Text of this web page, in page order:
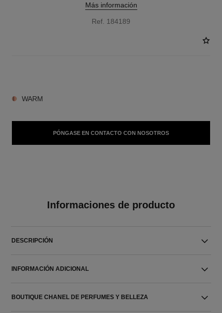
Más información
Ref. 184189
WARM
PÓNGASE EN CONTACTO CON NOSOTROS
Informaciones de producto
DESCRIPCIÓN
INFORMACIÓN ADICIONAL
BOUTIQUE CHANEL DE PERFUMES Y BELLEZA